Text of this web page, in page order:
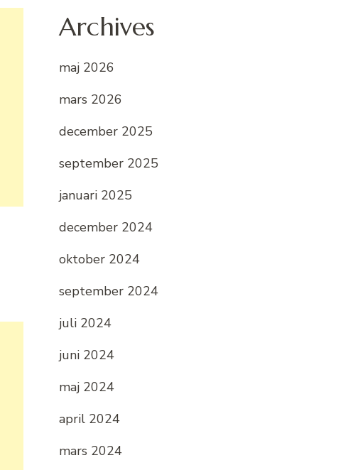
Archives
maj 2026
mars 2026
december 2025
september 2025
januari 2025
december 2024
oktober 2024
september 2024
juli 2024
juni 2024
maj 2024
april 2024
mars 2024